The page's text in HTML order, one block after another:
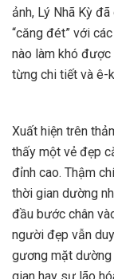
ảnh, Lý Nhã Kỳ
“căng đét” với
nào làm khó
từng chi tiết và ê-
Xuất hiện trên
thấy một vẻ đẹp
đỉnh cao. Thậm
thời gian dường
đầu bước chân
người đẹp vẫn
gương mặt dường